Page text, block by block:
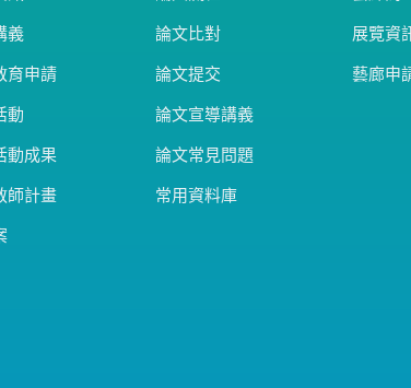
義
育申請
動
動成果
師計畫
論文比對
論文提交
論文宣導講義
論文常見問題
常用資料庫
展覽資
藝廊申